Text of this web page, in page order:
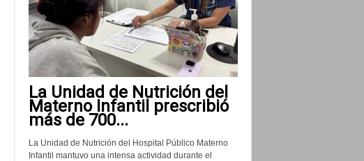
La Unidad de Nutrición del
Materno Infantil prescribió
más de 700...
La Unidad de Nutrición del Hospital Público Materno
Infantil mantuvo una intensa actividad durante el